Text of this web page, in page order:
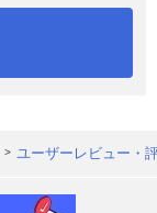
ユーザーレビュー・